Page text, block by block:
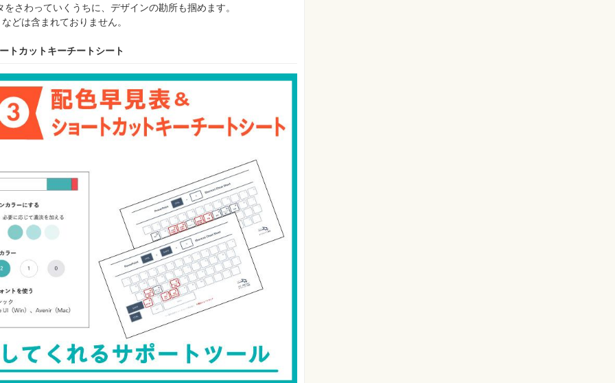
さわっていくうちに、デザインの勘所も掴めます。
どは含まれておりません。
トカットキーチートシート